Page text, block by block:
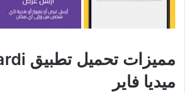
ميديا فاير